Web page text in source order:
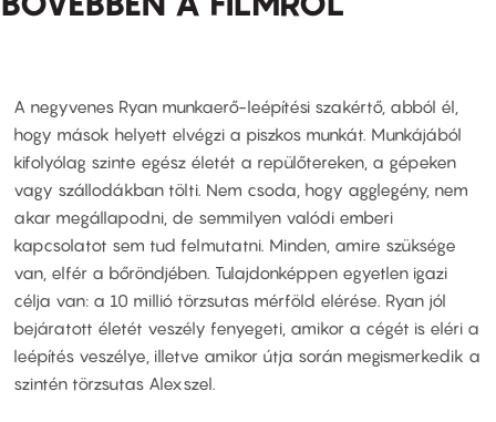
A negyvenes Ryan munkaerő-leépítési szakértő, abból él,
hogy mások helyett elvégzi a piszkos munkát. Munkájából
kifolyólag szinte egész életét a repülőtereken, a gépeken
vagy szállodákban tölti. Nem csoda, hogy agglegény, nem
akar megállapodni, de semmilyen valódi emberi
kapcsolatot sem tud felmutatni. Minden, amire szüksége
van, elfér a bőröndjében. Tulajdonképpen egyetlen igazi
célja van: a 10 millió törzsutas mérföld elérése. Ryan jól
bejáratott életét veszély fenyegeti, amikor a cégét is eléri a
leépítés veszélye, illetve amikor útja során megismerkedik a
szintén törzsutas Alexszel.